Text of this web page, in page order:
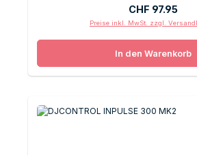
Regulärer Preis:
CHF 97.95
Preise inkl. MwSt. zzgl.
In den Warenkorb